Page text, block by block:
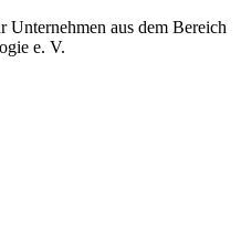
aus dem Bereich
e. V.